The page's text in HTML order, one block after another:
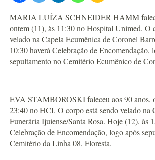
MARIA LUÍZA SCHNEIDER HAMM
ontem (11), às 11:30 no Hospital Unimed. O
velado na Capela Ecumênica de Coronel
10:30 haverá Celebração de Encomendação,
sepultamento no Cemitério Ecumênico de
EVA STAMBOROSKI faleceu aos 90 anos,
23:40 no HCI. O corpo está sendo velado na
Funerária Ijuiense/Santa Rosa. Hoje (12), às
Celebração de Encomendação, logo após
Cemitério da Linha 08, Floresta.